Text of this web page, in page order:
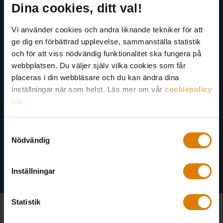
Dina cookies, ditt val!
Vi använder cookies och andra liknande tekniker för att
ge dig en förbättrad upplevelse, sammanställa statistik
och för att viss nödvändig funktionalitet ska fungera på
webbplatsen. Du väljer själv vilka cookies som får
placeras i din webbläsare och du kan ändra dina
inställningar när som helst. Läs mer om vår cookiepolicy
här.
Nödvändig
Inställningar
Statistik
utskick. Nyheter från Sveriges Allmännytta, Allmännyttan
Akademi, Allmännyttans Klimatinitiativ och för dig som är
medlem finns även nyhetsbrev inom olika ämnen.